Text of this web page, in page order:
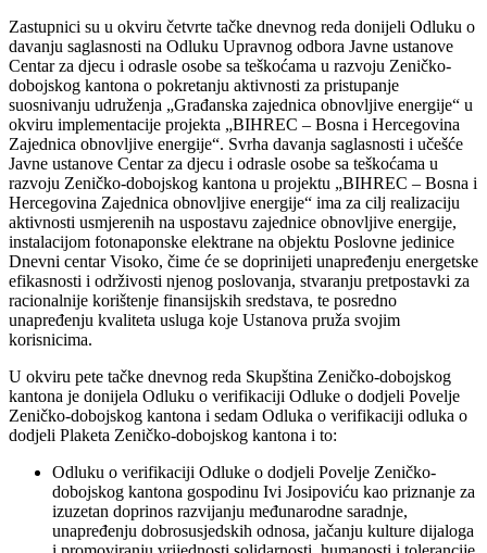
Zastupnici su u okviru četvrte tačke dnevnog reda donijeli Odluku o
davanju saglasnosti na Odluku Upravnog odbora Javne ustanove
Centar za djecu i odrasle osobe sa teškoćama u razvoju Zeničko-
dobojskog kantona o pokretanju aktivnosti za pristupanje
suosnivanju udruženja „Građanska zajednica obnovljive energije“ u
okviru implementacije projekta „BIHREC – Bosna i Hercegovina
Zajednica obnovljive energije“. Svrha davanja saglasnosti i učešće
Javne ustanove Centar za djecu i odrasle osobe sa teškoćama u
razvoju Zeničko-dobojskog kantona u projektu „BIHREC – Bosna i
Hercegovina Zajednica obnovljive energije“ ima za cilj realizaciju
aktivnosti usmjerenih na uspostavu zajednice obnovljive energije,
instalacijom fotonaponske elektrane na objektu Poslovne jedinice
Dnevni centar Visoko, čime će se doprinijeti unapređenju energetske
efikasnosti i održivosti njenog poslovanja, stvaranju pretpostavki za
racionalnije korištenje finansijskih sredstava, te posredno
unapređenju kvaliteta usluga koje Ustanova pruža svojim
korisnicima.
U okviru pete tačke dnevnog reda Skupština Zeničko-dobojskog
kantona je donijela Odluku o verifikaciji Odluke o dodjeli Povelje
Zeničko-dobojskog kantona i sedam Odluka o verifikaciji odluka o
dodjeli Plaketa Zeničko-dobojskog kantona i to:
Odluku o verifikaciji Odluke o dodjeli Povelje Zeničko-
dobojskog kantona gospodinu Ivi Josipoviću kao priznanje za
izuzetan doprinos razvijanju međunarodne saradnje,
unapređenju dobrosusjedskih odnosa, jačanju kulture dijaloga